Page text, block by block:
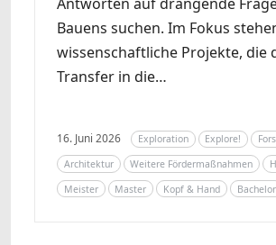
Antworten auf drängende
Bauens suchen. Im Fokus
wissenschaftliche Projekte, die
Transfer in die…
16. Juni 2026 Exploration Explore!
Architektur
Weitere Fördermaßnahmen
Meister
Master Kopf & Hand Bachelor